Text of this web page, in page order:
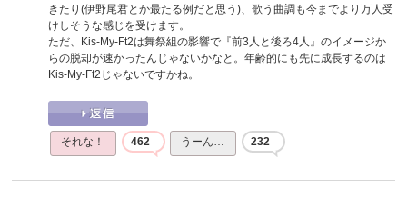
きたり(伊野尾君とか最たる例だと思う)、歌う曲調も今までより万人受
けしそうな感じを受けます。
ただ、Kis-My-Ft2は舞祭組の影響で『前3人と後ろ4人』のイメージか
らの脱却が速かったんじゃないかなと。年齢的にも先に成長するのは
Kis-My-Ft2じゃないですかね。
それな！ 462 うーん… 232